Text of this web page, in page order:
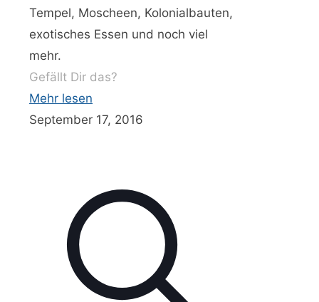
Tempel, Moscheen, Kolonialbauten,
exotisches Essen und noch viel
mehr.
Gefällt Dir das?
Mehr lesen
September 17, 2016